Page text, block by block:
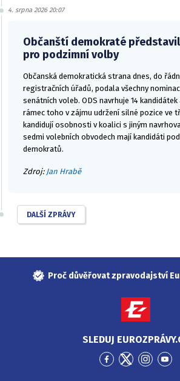
4. srpna 2026 20:07
Občanští demokraté
pro podzimní volby
Občanská demokratická strana dnes, do
registračních úřadů, podala všechny
senátních voleb. ODS navrhuje 14
rámec toho v zájmu udržení silné pozice ve
kandidují osobnosti v koalici s jiným
sedmi volebních obvodech mají kandidáti
demokratů.
Zdroj: Jan Hrabě
DALŠÍ ZPRÁVY
Proč důvěřovat zpravodajství
SLEDUJ
PřejítPřejítPřejít